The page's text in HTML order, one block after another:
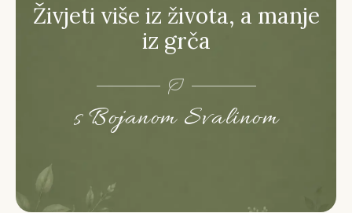
Živjeti više iz života, a manje
iz grča
s Bojanom Svalinom